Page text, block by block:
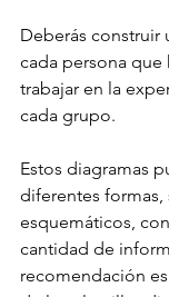
Deberás construir
cada persona que
trabajar en la
cada grupo.
Estos diagramas
diferentes formas,
esquemáticos,
cantidad de
recomendación